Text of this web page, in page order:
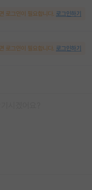
로그인이 필요합니다. 로그인하기
로그인이 필요합니다. 로그인하기